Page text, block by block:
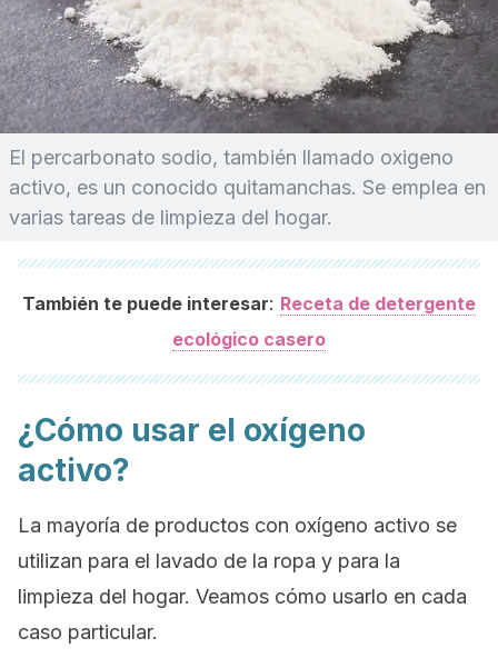
El percarbonato sodio, también llamado oxigeno
activo, es un conocido quitamanchas. Se emplea en
varias tareas de limpieza del hogar.
También te puede interesar: Receta de detergente
ecológico casero
¿Cómo usar el oxígeno
activo?
La mayoría de productos con oxígeno activo se
utilizan para el lavado de la ropa y para la
limpieza del hogar. Veamos cómo usarlo en cada
caso particular.